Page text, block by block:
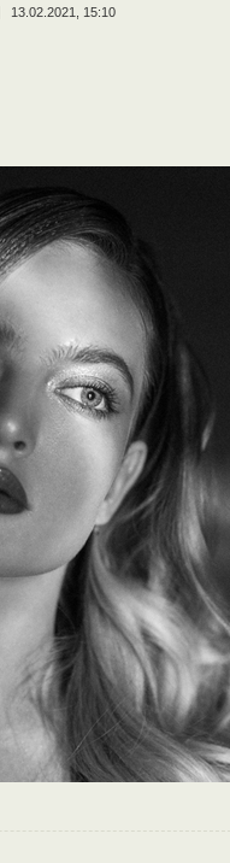
13.02.2021, 15:10